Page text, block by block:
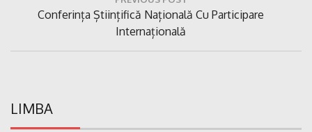
articolePrevious
Conferința Științifică Națională Cu Participare
Internațională
LIMBA